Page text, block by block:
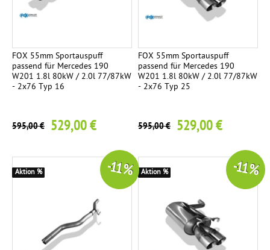
r
t
a
a
e
FOX 55mm Sportauspuff
passend für Mercedes 190
W201 1.8l 80kW / 2.0l 77/87kW
- 2x76 Typ 16
595,00 € 529,00 €
FOX 55mm Sportauspuff
passend für Mercedes 190
W201 1.8l 80kW / 2.0l 77/87kW
- 2x76 Typ 25
595,00 € 529,00 €
-11 %
Aktion % -11 %
Aktion %